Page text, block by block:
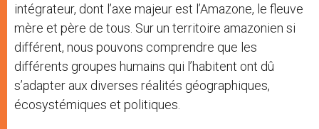
intégrateur, dont l’axe majeur est l’Amazone, le fleuve
mère et père de tous. Sur un territoire amazonien si
différent, nous pouvons comprendre que les
différents groupes humains qui l’habitent ont dû
s’adapter aux diverses réalités géographiques,
écosystémiques et politiques.